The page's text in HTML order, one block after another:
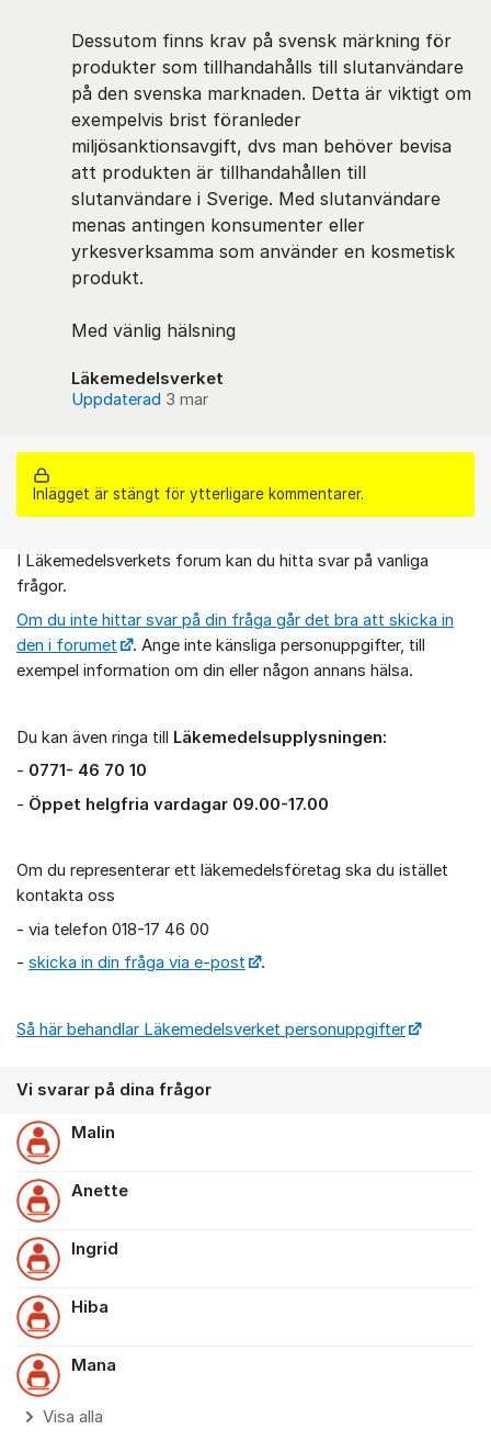
Dessutom finns krav på svensk märkning för
produkter som tillhandahålls till slutanvändare
på den svenska marknaden. Detta är viktigt om
exempelvis brist föranleder
miljösanktionsavgift, dvs man behöver bevisa
att produkten är tillhandahållen till
slutanvändare i Sverige. Med slutanvändare
menas antingen konsumenter eller
yrkesverksamma som använder en kosmetisk
produkt.
Med vänlig hälsning
Läkemedelsverket
Uppdaterad 3 mar
Inlägget är stängt för ytterligare kommentarer.
Om forumet
I Läkemedelsverkets forum kan du hitta svar på vanliga
frågor.
Om du inte hittar svar på din fråga går det bra att skicka in
den i forumet
. Ange inte känsliga personuppgifter, till
exempel information om din eller någon annans hälsa.
Du kan även ringa till Läkemedelsupplysningen:
- 0771- 46 70 10
- Öppet helgfria vardagar 09.00-17.00
Om du representerar ett läkemedelsföretag ska du istället
kontakta oss
- via telefon 018-17 46 00
- skicka in din fråga via e-post .
Så här behandlar Läkemedelsverket personuppgifter
Vi svarar på dina frågor
Malin
Anette
Ingrid
Hiba
Mana
Visa alla